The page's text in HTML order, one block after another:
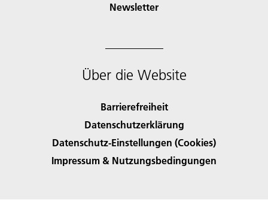
Newsletter
Über die Website
Barrierefreiheit
Datenschutzerklärung
Datenschutz-Einstellungen (Cookies)
Impressum & Nutzungsbedingungen